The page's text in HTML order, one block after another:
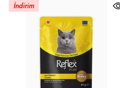
İndirim